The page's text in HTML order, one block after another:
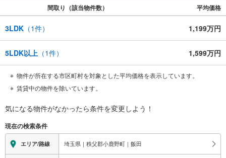
間取り（該当物件数） 平均価格
3LDK （1件） 1,199万円
5LDK以上 （1件） 1,599万円
物件が所在する市区町村を対象とした平均価格を表示しています。
賃貸中の物件を除いています。
気になる物件がなかったら条件を変更しよう！
現在の検索条件
エリア/路線 埼玉県｜秩父郡小鹿野町｜飯田